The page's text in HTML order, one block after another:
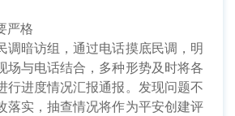
严格
调暗访组，通过电话摸底民调，明
场与电话结合，多种形势及时将各
行进度情况汇报通报。发现问题不
落实，抽查情况将作为平安创建评